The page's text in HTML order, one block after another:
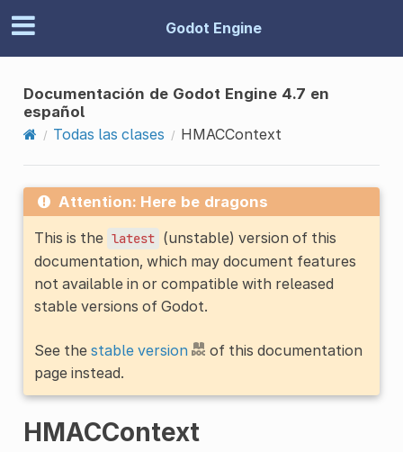
Godot Engine
Documentación de Godot Engine 4.7 en
español
Todas las clases
HMACContext
Attention: Here be dragons
This is the latest (unstable) version of this
documentation, which may document features
not available in or compatible with released
stable versions of Godot.
See the stable version
of this documentation
page instead.
HMACContext